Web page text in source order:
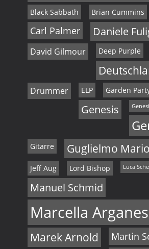
Black Sabbath Brian Cummins
Carl Palmer Daniele
David Gilmour Deep Purple
Drummer ELP Garden
Genesis
Gitarre Guglielmo
Jeff Aug Lord Bishop Luca
Manuel Schmid
Marcella
Marek Arnold Martin